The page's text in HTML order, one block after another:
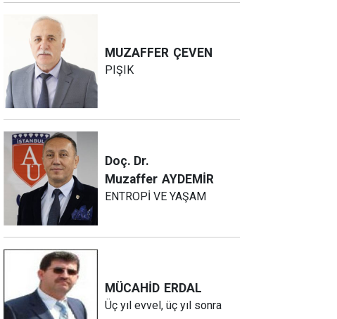
MUZAFFER ÇEVEN
PIŞIK
Doç. Dr.
Muzaffer AYDEMİR
ENTROPİ VE YAŞAM
MÜCAHİD ERDAL
Üç yıl evvel, üç yıl sonra